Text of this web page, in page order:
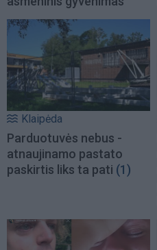
Klaipėda
Parduotuvės nebus -
atnaujinamo pastato
paskirtis liks ta pati (1)